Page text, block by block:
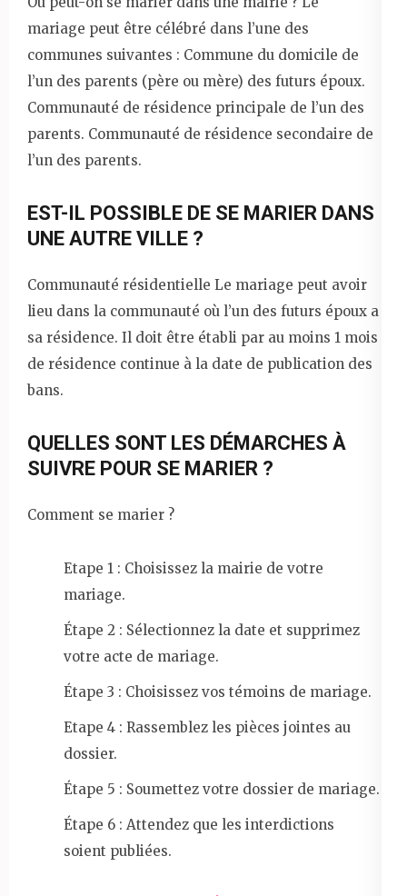
mariage peut être célébré dans l’une des
communes suivantes : Commune du domicile de
l’un des parents (père ou mère) des futurs époux.
Communauté de résidence principale de l’un des
parents. Communauté de résidence secondaire de
l’un des parents.
EST-IL POSSIBLE DE SE MARIER DANS
UNE AUTRE VILLE ?
Communauté résidentielle Le mariage peut avoir
lieu dans la communauté où l’un des futurs époux a
sa résidence. Il doit être établi par au moins 1 mois
de résidence continue à la date de publication des
bans.
QUELLES SONT LES DÉMARCHES À
SUIVRE POUR SE MARIER ?
Comment se marier ?
Etape 1 : Choisissez la mairie de votre
mariage.
Étape 2 : Sélectionnez la date et supprimez
votre acte de mariage.
Étape 3 : Choisissez vos témoins de mariage.
Etape 4 : Rassemblez les pièces jointes au
dossier.
Étape 5 : Soumettez votre dossier de mariage.
Étape 6 : Attendez que les interdictions
soient publiées.